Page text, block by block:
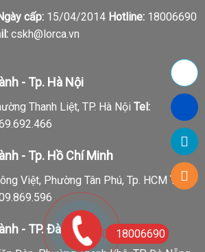
cấp:15/04/2014 Hotline:18006690
cskh@lorca.vn
- Tp. Hà Nội
Thanh Liệt, TP. Hà Nội Tel:
- Tp. Hồ Chí Minh
Việt, Phường Tân Phú, Tp. HCM Tel:
- TP. Đà Nẵng 18006690